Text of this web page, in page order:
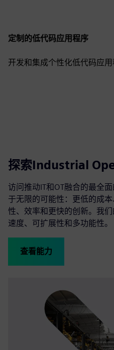
定制的低代码应用程序
开发和集成个性化低代码应
探索Industrial
访问推动IT和OT融合的最全
于无限的可能性：更低的成
性、效率和更快的创新。我
速度、可扩展性和多功能性。
查看能力